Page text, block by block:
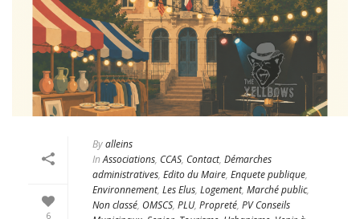
6
Byalleins
In Associations, CCAS, Contact, Démarches
administratives, Edito du Maire, Enquete publique,
Environnement, Les Elus, Logement, Marché public,
Non classé, OMSCS, PLU, Propreté, PV Conseils